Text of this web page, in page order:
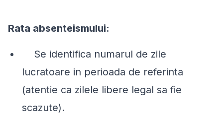
Rata absenteismului:
Se identifica numarul de zile
lucratoare in perioada de referinta
(atentie ca zilele libere legal sa fie
scazute).